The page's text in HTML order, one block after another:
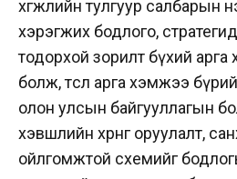
хөгжлийн тулгуур салбарын
хэрэгжих бодлого,
тодорхой зорилт бүхий
болж, төсөл арга хэмжээ
олон улсын байгууллагын
хэвшлийн хөрөнгө оруулалт,
ойлгомжтой схемийг